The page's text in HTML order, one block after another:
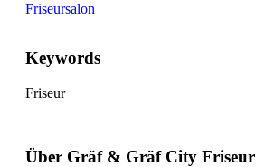
Friseursalon
Keywords
Friseur
Über Gräf & Gräf City Friseur